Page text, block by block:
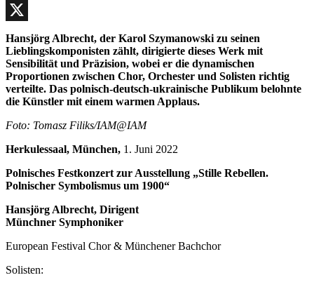
2023
Facebook
X
Hansjörg Albrecht, der Karol Szymanowski zu seinen
Lieblingskomponisten zählt, dirigierte dieses Werk mit
Sensibilität und Präzision, wobei er die dynamischen
Proportionen zwischen Chor, Orchester und Solisten richtig
verteilte. Das polnisch-deutsch-ukrainische Publikum belohnte
die Künstler mit einem warmen Applaus.
Foto: Tomasz Filiks/IAM@IAM
Herkulessaal, München, 1. Juni 2022
Polnisches Festkonzert zur Ausstellung „Stille Rebellen.
Polnischer Symbolismus um 1900“
Hansjörg Albrecht, Dirigent
Münchner Symphoniker
European Festival Chor & Münchener Bachchor
Solisten: